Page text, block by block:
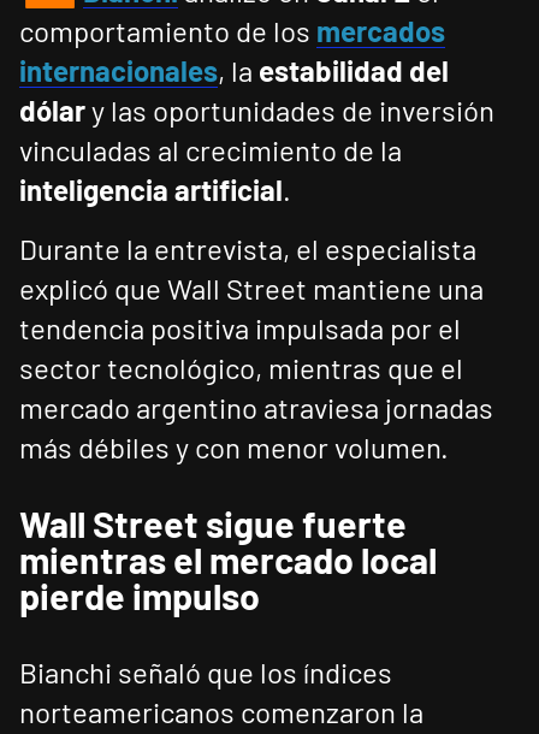
comportamiento de los mercados
internacionales, la estabilidad del
dólary las oportunidades de inversión
vinculadas al crecimiento de la
inteligencia artificial.
Durante la entrevista, el especialista
explicó que Wall Street mantiene una
tendencia positiva impulsada por el
sector tecnológico, mientras que el
mercado argentino atraviesa jornadas
más débiles y con menor volumen.
Wall Street sigue fuerte
mientras el mercado local
pierde impulso
Bianchi señaló que los índices
norteamericanos comenzaron la